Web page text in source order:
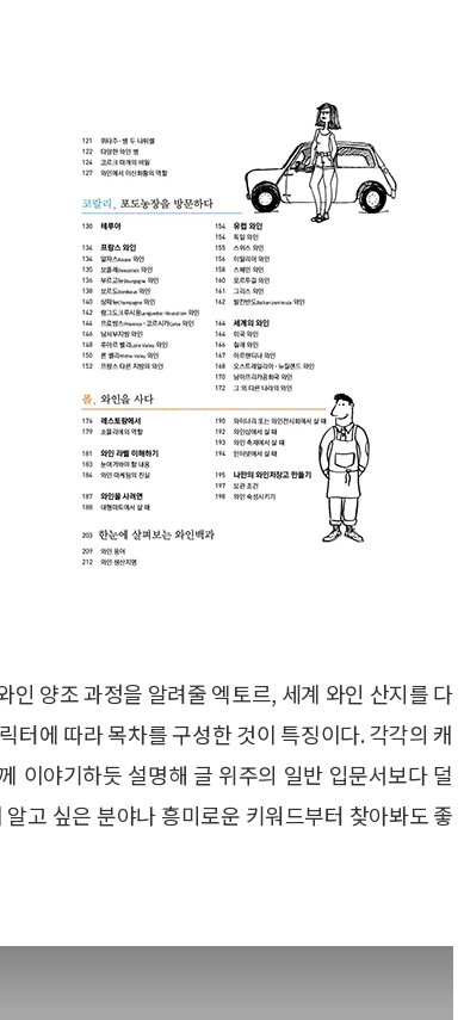
인 양조 과정을 알려줄 엑토르, 세계 와인 산지를 다
터에 따라 목차를 구성한 것이 특징이다. 각각의 캐
이야기하듯 설명해 글 위주의 일반 입문서보다 덜
고 싶은 분야나 흥미로운 키워드부터 찾아봐도 좋